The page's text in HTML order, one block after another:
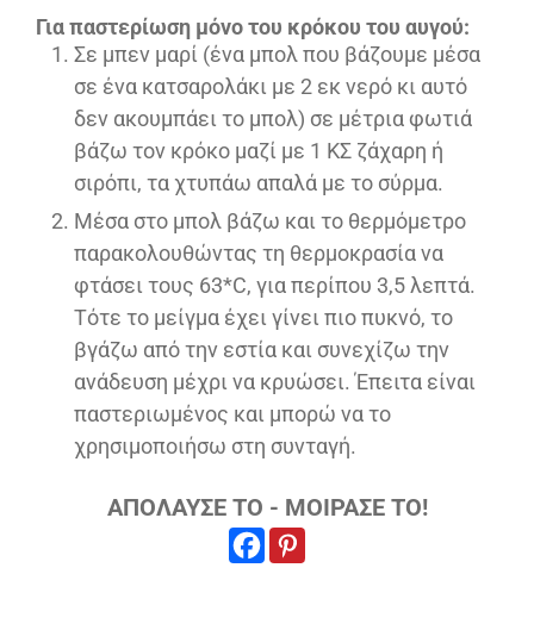
Για παστερίωση μόνο του κρόκου του αυγού:
Σε μπεν μαρί (ένα μπολ που βάζουμε μέσα
σε ένα κατσαρολάκι με 2 εκ νερό κι αυτό
δεν ακουμπάει το μπολ) σε μέτρια φωτιά
βάζω τον κρόκο μαζί με 1 ΚΣ ζάχαρη ή
σιρόπι, τα χτυπάω απαλά με το σύρμα.
Μέσα στο μπολ βάζω και το θερμόμετρο
παρακολουθώντας τη θερμοκρασία να
φτάσει τους 63*C, για περίπου 3,5 λεπτά.
Τότε το μείγμα έχει γίνει πιο πυκνό, το
βγάζω από την εστία και συνεχίζω την
ανάδευση μέχρι να κρυώσει. Έπειτα είναι
παστεριωμένος και μπορώ να το
χρησιμοποιήσω στη συνταγή.
ΑΠΟΛΑΥΣΕ ΤΟ - ΜΟΙΡΑΣΕ ΤΟ!